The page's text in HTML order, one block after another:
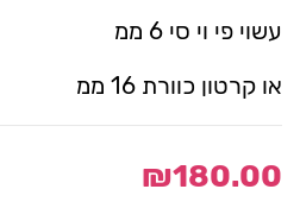
עשוי פי וי סי 6 ממ
או קרטון כוורת 16 ממ
₪180.00